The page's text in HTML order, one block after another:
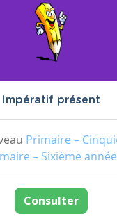
Impératif présent
Primaire –
– Sixième année
Consulter